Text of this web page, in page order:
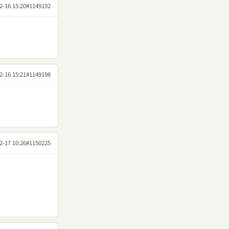
16 15:20#1149192
16 15:21#1149198
17 10:26#1150225